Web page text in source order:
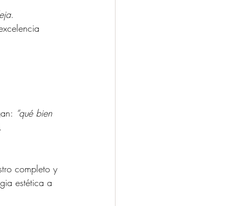
.
“qué bien
completo y
estética a